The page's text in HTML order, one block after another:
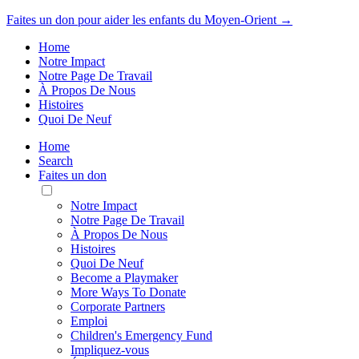
Faites un don pour aider les enfants du Moyen-Orient →
Home
Notre Impact
Notre Page De Travail
À Propos De Nous
Histoires
Quoi De Neuf
Home
Search
Faites un don
Toggle
Mobile
Menu
Notre Impact
Notre Page De Travail
À Propos De Nous
Histoires
Quoi De Neuf
Become a Playmaker
More Ways To Donate
Corporate Partners
Emploi
Children's Emergency Fund
Impliquez-vous